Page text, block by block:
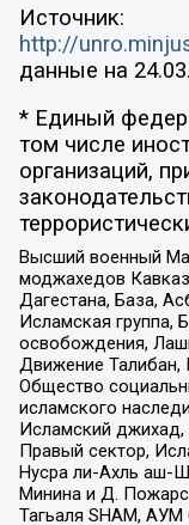
Источник:
http://
данные на
* Единый
том числе
организаций,
Высший военный
моджахедов
Дагестана, База,
Исламская группа,
освобождения,
Движение Талибан,
Общество
исламского
Исламский
Правый сектор,
Нусра ли-Ахль аш-
Минина и Д.
Тагьаля SHAM,